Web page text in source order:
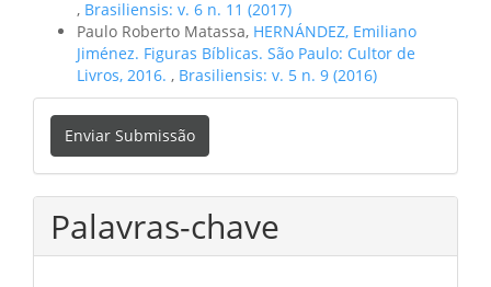
, Brasiliensis: v. 6 n. 11 (2017)
Paulo Roberto Matassa, HERNÁNDEZ, Emiliano
Jiménez. Figuras Bíblicas. São Paulo: Cultor de
Livros, 2016. , Brasiliensis: v. 5 n. 9 (2016)
Enviar
Submissão
Enviar Submissão
Palavras-chave